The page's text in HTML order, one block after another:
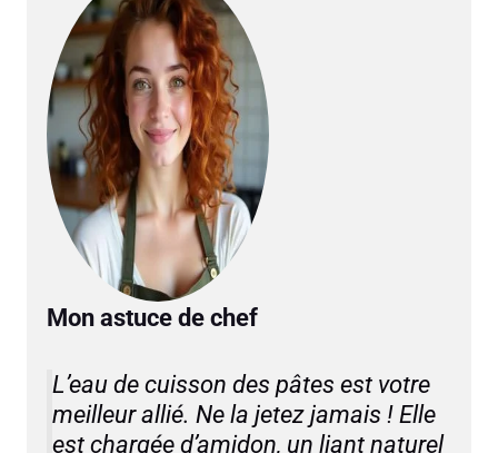
Mon astuce de chef
L’eau de cuisson des pâtes est votre
meilleur allié. Ne la jetez jamais ! Elle
est chargée d’amidon, un liant naturel